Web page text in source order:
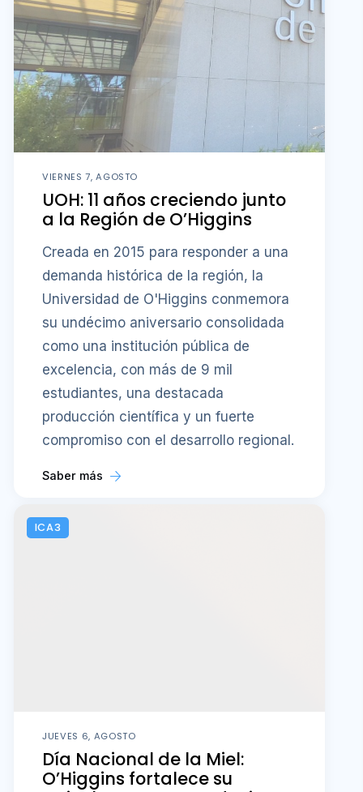
VIERNES 7, AGOSTO
UOH: 11 años creciendo junto
a la Región de O’Higgins
Creada en 2015 para responder a una
demanda histórica de la región, la
Universidad de O'Higgins conmemora
su undécimo aniversario consolidada
como una institución pública de
excelencia, con más de 9 mil
estudiantes, una destacada
producción científica y un fuerte
compromiso con el desarrollo regional.
Saber más
ICA3
JUEVES 6, AGOSTO
Día Nacional de la Miel:
O’Higgins fortalece su